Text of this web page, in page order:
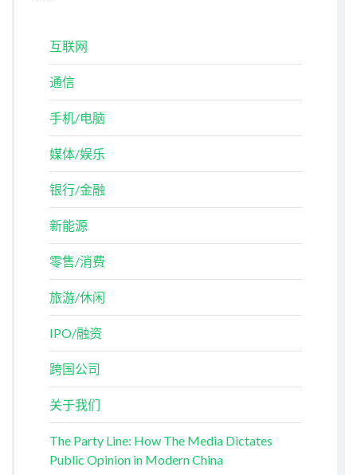
互联网
通信
手机/电脑
媒体/娱乐
银行/金融
新能源
零售/消费
旅游/休闲
IPO/融资
跨国公司
关于我们
The Party Line: How The Media Dictates
Public Opinion in Modern China